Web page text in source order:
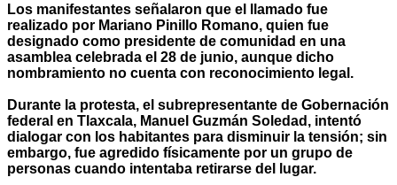
Los manifestantes señalaron que el llamado fue
realizado por Mariano Pinillo Romano, quien fue
designado como presidente de comunidad en una
asamblea celebrada el 28 de junio, aunque dicho
nombramiento no cuenta con reconocimiento legal.
Durante la protesta, el subrepresentante de Gobernación
federal en Tlaxcala, Manuel Guzmán Soledad, intentó
dialogar con los habitantes para disminuir la tensión; sin
embargo, fue agredido físicamente por un grupo de
personas cuando intentaba retirarse del lugar.